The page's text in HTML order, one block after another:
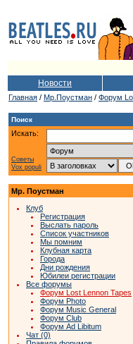
Новости
Главная / Мр.Поустман / Форум
Поиск
Искать:
Советы
Vox populi
Мр. Поустман
Клуб
Регистрация
Выслать пароль
Список участников
Мы помним
Клубная карта
Города
Дни рождения
Юбилеи регистрации
Все форумы
Форум Lost Lennon Tapes
Форум Photo
Форум Music General
Форум Club
Форум Ad Libitum
Чат (0)